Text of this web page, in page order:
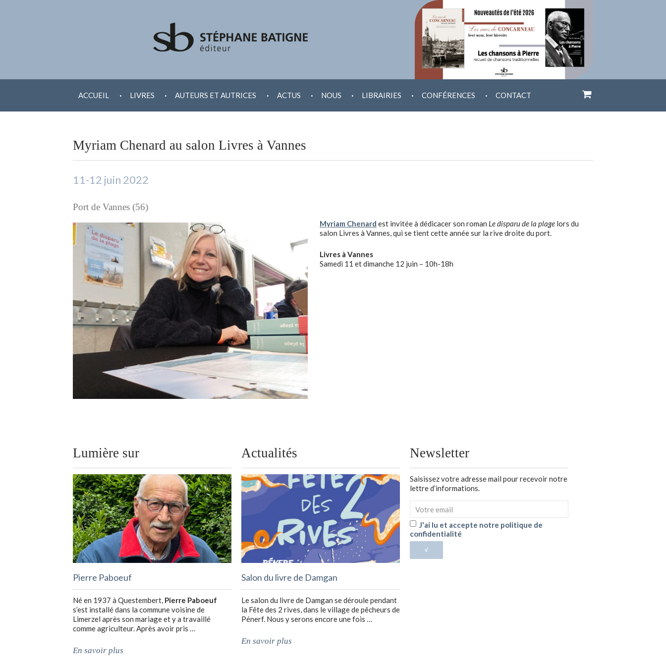
AU
ACCUEIL . LIVRES . AUTEURS ET AUTRICES . ACTUS . NOUS . LIBRAIRIES . CONFÉRENCES . CONTACT
Myriam Chenard au salon Livres à Vannes
11-12 juin 2022
Port de Vannes (56)
Myriam Chenard est invitée à dédicacer son roman Le disparu de la plage lors du
salon Livres à Vannes, qui se tient cette année sur la rive droite du port.
Livres à Vannes
Samedi 11 et dimanche 12 juin – 10h-18h
Lumière sur
Pierre Paboeuf
Né en 1937 à Questembert, Pierre Paboeuf
s’est installé dans la commune voisine de
Limerzel après son mariage et y a travaillé
comme agriculteur. Après avoir pris …
En savoir plus
Actualités
Salon du livre de Damgan
Le salon du livre de Damgan se déroule pendant
la Fête des 2 rives, dans le village de pêcheurs de
Pénerf. Nous y serons encore une fois …
En savoir plus
Newsletter
Saisissez votre adresse mail pour recevoir notre
lettre d’informations.
J'ai lu et accepte notre politique de
confidentialité
√